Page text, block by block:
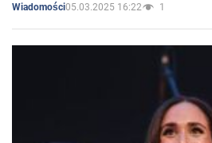
Wiadomości05.03.2025 16:22 1